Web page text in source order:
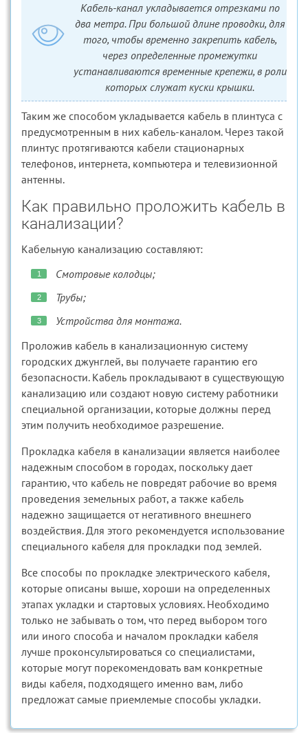
Кабель-канал укладывается отрезками по
два метра. При большой длине проводки, для
того, чтобы временно закрепить кабель,
через определенные промежутки
устанавливаются временные крепежи, в роли
которых служат куски крышки.
Таким же способом укладывается кабель в плинтуса с
предусмотренным в них кабель-каналом. Через такой
плинтус протягиваются кабели стационарных
телефонов, интернета, компьютера и телевизионной
антенны.
Как правильно проложить кабель в
канализации?
Кабельную канализацию составляют:
Смотровые колодцы;
Трубы;
Устройства для монтажа.
Проложив кабель в канализационную систему
городских джунглей, вы получаете гарантию его
безопасности. Кабель прокладывают в существующую
канализацию или создают новую систему работники
специальной организации, которые должны перед
этим получить необходимое разрешение.
Прокладка кабеля в канализации является наиболее
надежным способом в городах, поскольку дает
гарантию, что кабель не повредят рабочие во время
проведения земельных работ, а также кабель
надежно защищается от негативного внешнего
воздействия. Для этого рекомендуется использование
специального кабеля для прокладки под землей.
Все способы по прокладке электрического кабеля,
которые описаны выше, хороши на определенных
этапах укладки и стартовых условиях. Необходимо
только не забывать о том, что перед выбором того
или иного способа и началом прокладки кабеля
лучше проконсультироваться со специалистами,
которые могут порекомендовать вам конкретные
виды кабеля, подходящего именно вам, либо
предложат самые приемлемые способы укладки.